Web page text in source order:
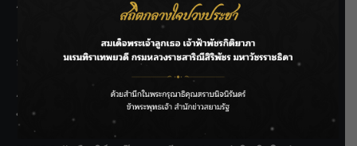
ระบายน้ำศรีสองรักฯ
‘แมน การิน’ แชร์ความเชื่อชวนคิด! “อยากกินอะไรหลังจาก
ลาโลกนี้ ให้ใส่บาตรสิ่งนั้นไว้ตอนยังมีชีวิต”
ราชเลขานุการในพระองค์ฯ ติดตามโครงการหุบกะพง–ห้วย
ทรายใต้ เสริมความมั่นคงน้ำเพชรบุรี